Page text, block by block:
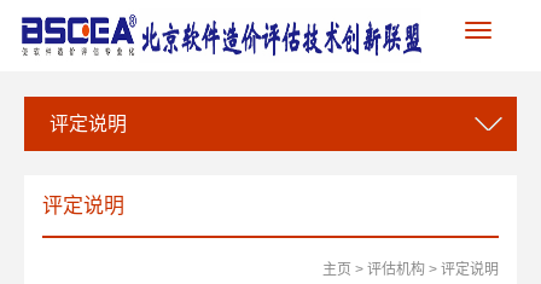
Toggle
navigation
评定说明
评定说明
主页 > 评估机构 > 评定说明